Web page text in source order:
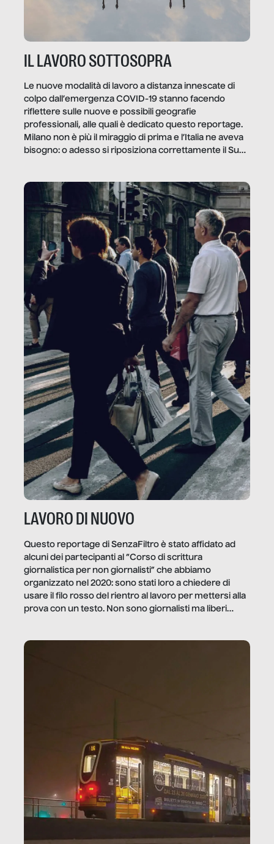
IL LAVORO SOTTOSOPRA
Le nuove modalità di lavoro a distanza innescate di
colpo dall’emergenza COVID-19 stanno facendo
riflettere sulle nuove e possibili geografie
professionali, alle quali è dedicato questo reportage.
Milano non è più il miraggio di prima e l’Italia ne aveva
bisogno: o adesso si riposiziona correttamente il Sud
LAVORO DI NUOVO
Questo reportage di SenzaFiltro è stato affidato ad
alcuni dei partecipanti al “Corso di scrittura
giornalistica per non giornalisti” che abbiamo
organizzato nel 2020: sono stati loro a chiedere di
usare il filo rosso del rientro al lavoro per mettersi alla
prova con un testo. Non sono giornalisti ma liberi